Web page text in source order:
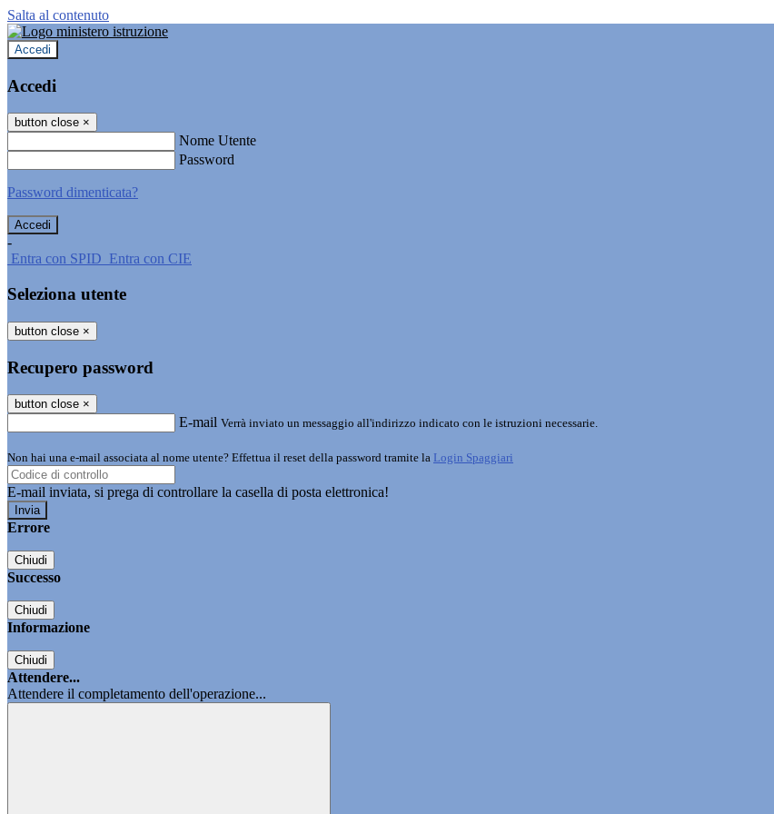
Salta al contenuto
Accedi
Accedi
button close ×
Nome Utente
Password
Password dimenticata?
-
Entra con SPID Entra con CIE
Seleziona utente
button close ×
Recupero password
button close ×
E-mail Verrà inviato un messaggio all'indirizzo indicato con le istruzioni necessarie.
Non hai una e-mail associata al nome utente? Effettua il reset della password tramite la Login Spaggiari
E-mail inviata, si prega di controllare la casella di posta elettronica!
Errore
Chiudi
Successo
Chiudi
Informazione
Chiudi
Attendere...
Attendere il completamento dell'operazione...